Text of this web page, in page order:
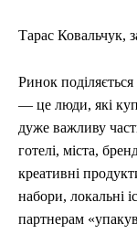
Тарас Ковальчук,
Ринок
— це люди, які
дуже важливу
готелі, міста,
креативні
набори, локальні
партнерам